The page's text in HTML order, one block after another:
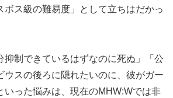
ボス級の難易度」として立ちはだかっ
抑制できているはずなのに死ぬ」「公
ウスの後ろに隠れたいのに、彼がガー
いった悩みは、現在のMHW:Wでは非